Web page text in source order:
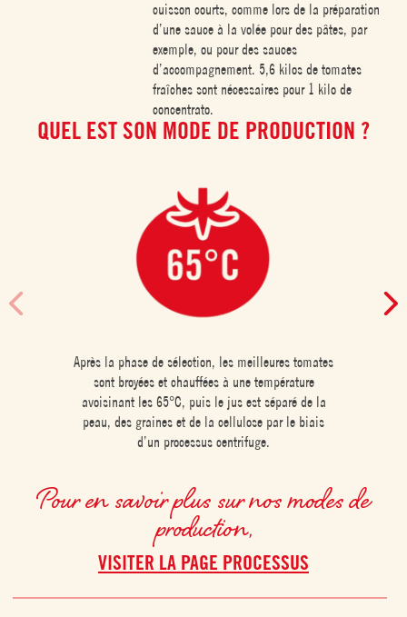
cuisson courts, comme lors de la préparation
d’une sauce à la volée pour des pâtes, par
exemple, ou pour des sauces
d’accompagnement. 5,6 kilos de tomates
fraîches sont nécessaires pour 1 kilo de
concentrato.
QUEL EST SON MODE DE PRODUCTION ?
Après la phase de sélection, les meilleures tomates
sont broyées et chauffées à une température
avoisinant les 65°C, puis le jus est séparé de la
peau, des graines et de la cellulose par le biais
d’un processus centrifuge.
Pour en savoir plus sur nos modes de
production,
VISITER LA PAGE PROCESSUS